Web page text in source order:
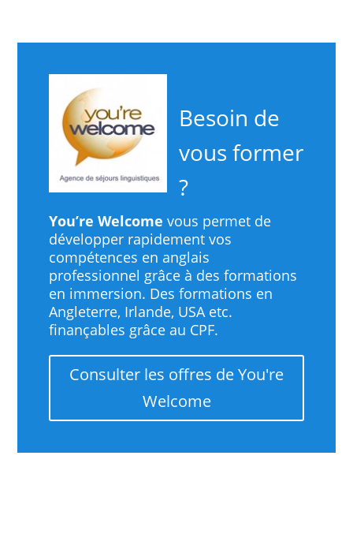
Besoin de
vous former
?
You’re Welcome vous permet de
développer rapidement vos
compétences en anglais
professionnel grâce à des formations
en immersion. Des formations en
Angleterre, Irlande, USA etc.
finançables grâce au CPF.
Consulter les offres de You're
Welcome